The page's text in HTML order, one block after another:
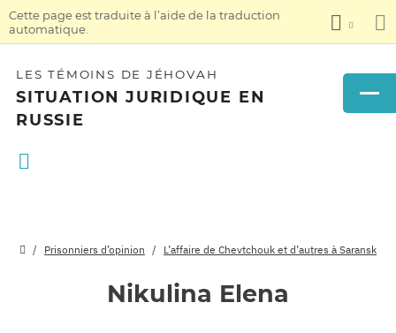
Cette page est traduite à l’aide de la traduction
automatique.
LES TÉMOINS DE JÉHOVAH
SITUATION JURIDIQUE EN
RUSSIE
Prisonniers d’opinion L’affaire de Chevtchouk et d’autres à Saransk
Nikulina Elena